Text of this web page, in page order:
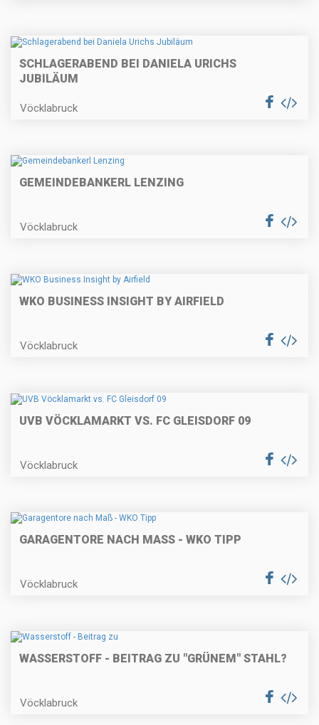
SCHLAGERABEND BEI DANIELA URICHS
JUBILÄUM
Vöcklabruck
GEMEINDEBANKERL LENZING
Vöcklabruck
WKO BUSINESS INSIGHT BY AIRFIELD
Vöcklabruck
UVB VÖCKLAMARKT VS. FC GLEISDORF 09
Vöcklabruck
GARAGENTORE NACH MASS - WKO TIPP
Vöcklabruck
WASSERSTOFF - BEITRAG ZU "GRÜNEM" STAHL?
Vöcklabruck